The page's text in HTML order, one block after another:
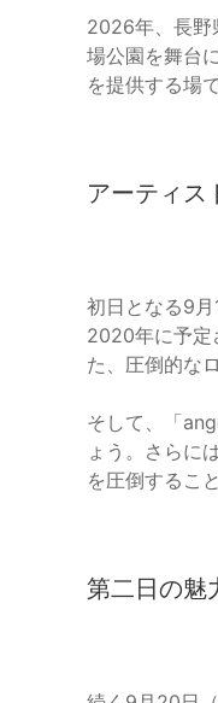
2026年、長野
場公園を舞台
を提供する場で
アーティス
初日となる9
2020年に予定
た、圧倒的な
そして、「
ょう。さらに
を圧倒するこ
第二日の魅